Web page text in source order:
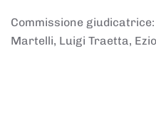
Commissione
Martelli, Luigi Traetta,